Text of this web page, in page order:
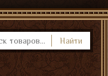
Найти